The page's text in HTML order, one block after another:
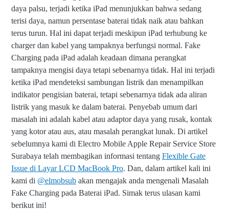
daya palsu, terjadi ketika iPad menunjukkan bahwa sedang
terisi daya, namun persentase baterai tidak naik atau bahkan
terus turun. Hal ini dapat terjadi meskipun iPad terhubung ke
charger dan kabel yang tampaknya berfungsi normal. Fake
Charging pada iPad adalah keadaan dimana perangkat
tampaknya mengisi daya tetapi sebenarnya tidak. Hal ini terjadi
ketika iPad mendeteksi sambungan listrik dan menampilkan
indikator pengisian baterai, tetapi sebenarnya tidak ada aliran
listrik yang masuk ke dalam baterai. Penyebab umum dari
masalah ini adalah kabel atau adaptor daya yang rusak, kontak
yang kotor atau aus, atau masalah perangkat lunak. Di artikel
sebelumnya kami di Electro Mobile Apple Repair Service Store
Surabaya telah membagikan informasi tentang Flexible Gate
Issue di Layar LCD MacBook Pro. Dan, dalam artikel kali ini
kami di @elmobsub akan mengajak anda mengenali Masalah
Fake Charging pada Baterai iPad. Simak terus ulasan kami
berikut ini!
a
k
e
h